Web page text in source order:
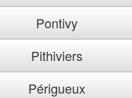
Pontivy
Pithiviers
Périgueux